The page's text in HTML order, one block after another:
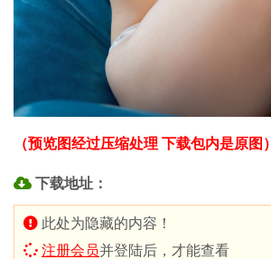
（预览图经过压缩处理 下载包内是原图）
下载地址：
此处为隐藏的内容！
注册会员并登陆后，才能查看